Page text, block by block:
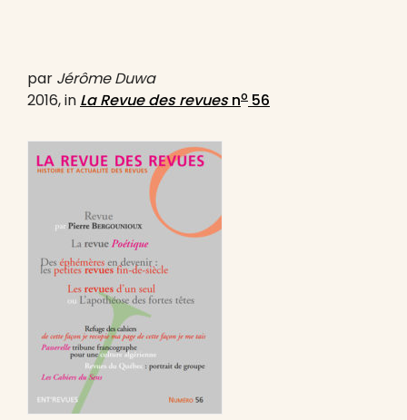
par Jérôme Duwa
2016, in La Revue des revuesno 56